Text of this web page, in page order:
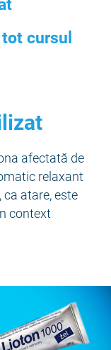
cursul
afectată de
relaxant
atare, este
context